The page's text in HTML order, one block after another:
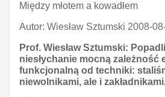
Między młotem a kowadłem
Autor: Wiesław Sztumski 2008-
Prof. Wiesław Sztumski:
niesłychanie mocną zależność
funkcjonalną od techniki:
niewolnikami, ale i